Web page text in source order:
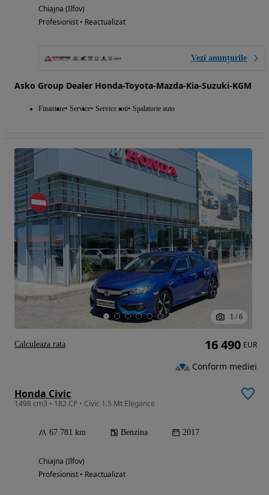
Chiajna (Ilfov)
Profesionist • Reactualizat
Vezi anunțurile
Asko Group Dealer Honda-Toyota-Mazda-Kia-Suzuki-KGM
Finantare Service Service roti Spalatorie auto
1 / 6
Honda Civic
1498 cm3 • 182 CP • Civic 1.5 Mt Elegance
67 781 km Benzina 2017
Chiajna (Ilfov)
Profesionist • Reactualizat
16 490 EUR
Conform mediei
Calculeaza rata